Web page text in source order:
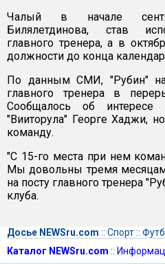
Чалый в начале
Билялетдинова, став
главного тренера, а в
должности до конца
По данным СМИ, "Рубин"
главного тренера в
Сообщалось об интересе
"Вииторула" Георге Хаджи,
команду.
"С 15-го места при нем
Мы довольны тремя
на посту главного тренера
клуба.
Досье NEWSru.com :: Спорт::
Каталог NEWSru.com ::